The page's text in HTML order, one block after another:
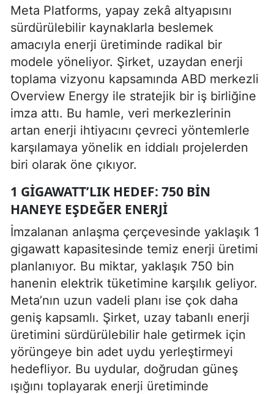
Meta Platforms, yapay zekâ altyapısını
sürdürülebilir kaynaklarla beslemek
amacıyla enerji üretiminde radikal bir
modele yöneliyor. Şirket, uzaydan enerji
toplama vizyonu kapsamında ABD merkezli
Overview Energy ile stratejik bir iş birliğine
imza attı. Bu hamle, veri merkezlerinin
artan enerji ihtiyacını çevreci yöntemlerle
karşılamaya yönelik en iddialı projelerden
biri olarak öne çıkıyor.
1 GIGAWATT’LIK HEDEF: 750 BIN
HANEYE EŞDEĞER ENERJI
İmzalanan anlaşma çerçevesinde yaklaşık 1
gigawatt kapasitesinde temiz enerji üretimi
planlanıyor. Bu miktar, yaklaşık 750 bin
hanenin elektrik tüketimine karşılık geliyor.
Meta’nın uzun vadeli planı ise çok daha
geniş kapsamlı. Şirket, uzay tabanlı enerji
üretimini sürdürülebilir hale getirmek için
yörüngeye bin adet uydu yerleştirmeyi
hedefliyor. Bu uydular, doğrudan güneş
ışığını toplayarak enerji üretiminde